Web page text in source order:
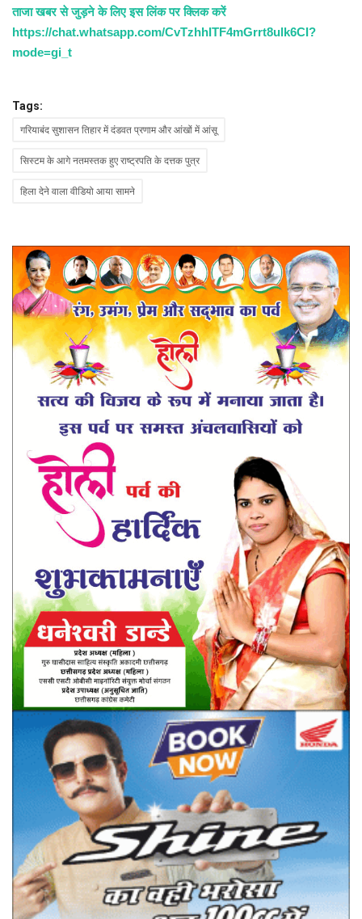
ताजा खबर से जुड़ने के लिए इस लिंक पर क्लिक करें
https://chat.whatsapp.com/CvTzhhITF4mGrrt8ulk6CI?
mode=gi_t
Tags:
गरियाबंद सुशासन तिहार में दंडवत प्रणाम और आंखों में आंसू​
सिस्टम के आगे नतमस्तक हुए राष्ट्रपति के दत्तक पुत्र
हिला देने वाला वीडियो आया सामने